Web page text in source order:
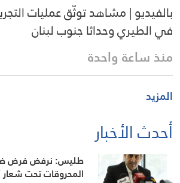
بالفيديو | مشاهد توثّق عمليات
في الطيري وحداثا جنوب لبنان
منذ ساعة واحدة
المزيد
أحدث الأخبار
طليس: نرفض فرض
المحروقات تحت شعار